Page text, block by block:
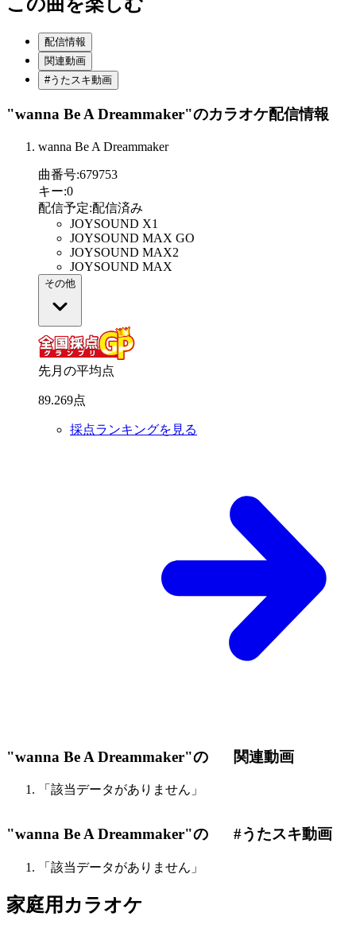
配信情報
関連動画
#うたスキ動画
"wanna Be A Dreammaker"のカラオケ配信情報
wanna Be A Dreammaker
曲番号:679753
キー:0
配信予定:配信済み
JOYSOUND X1
JOYSOUND MAX GO
JOYSOUND MAX2
JOYSOUND MAX
その他
先月の平均点
89.269点
採点ランキングを見る
"wanna Be A Dreammaker"の 関連動画
「該当データがありません」
"wanna Be A Dreammaker"の #うたスキ動画
「該当データがありません」
家庭用カラオケ